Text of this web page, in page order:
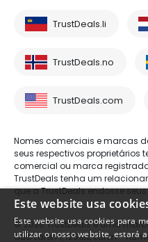
TrustDeals.li
TrustDeals.no
TrustDeals.com
Nomes comerciais e marcas
seus respectivos proprietários
comercial ou marca
TrustDeals tenha um
que a TrustDeals endosse
© 2026 TrustDeals é uma
Oud Laren 1, 1251BL, Laren -
Este website usa
Este website usa cookies para
utilizar o nosso website, estará